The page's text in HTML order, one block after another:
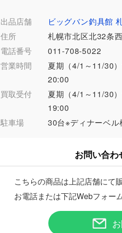
出品店舗
ビッグバン釣具館
住所
札幌市北区北32条
電話番号
011-708-5022
営業時間
夏期（4/1～11/30
20:00
買取受付
夏期（4/1～11/30
19:00
駐車場
30台※ディナーベル
お問い合わ
こちらの商品は上記店舗にて
お電話または下記Webフォー